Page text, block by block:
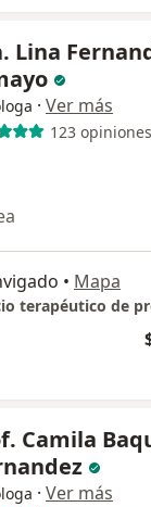
Lina
· Ver más
123 opiniones
• Mapa
Camila
· Ver más